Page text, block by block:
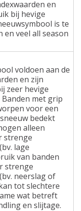
en
bij hevige
is te
veel all season
voldoen aan de
en zijn
zeer hevige
met grip
voor een
bedekt
alleen
strenge
lage
van banden
strenge
neerslag of
tot slechtere
wat betreft
en slijtage.